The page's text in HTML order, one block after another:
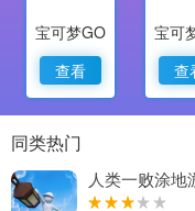
宝可梦GO
查看
宝可
查
同类热门
人类一败涂地